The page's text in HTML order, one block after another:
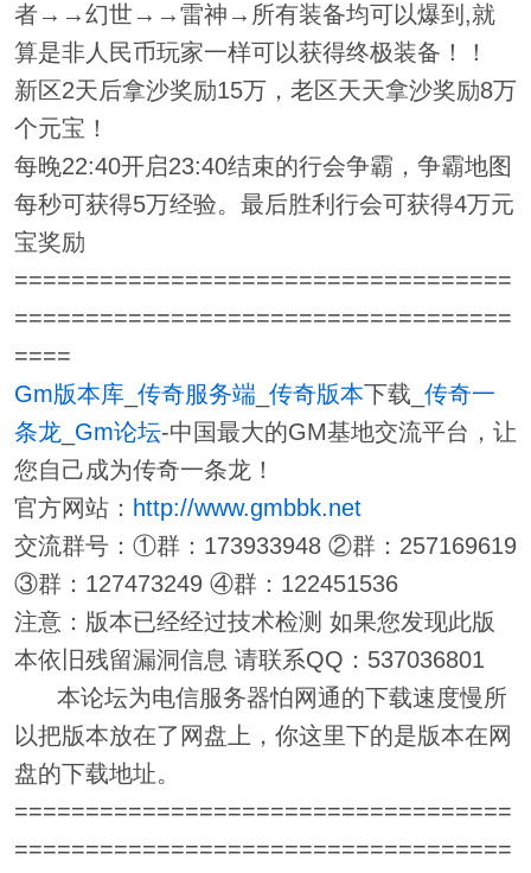
者→→幻世→→雷神→所有装备均可以爆到,就
算是非人民币玩家一样可以获得终极装备！！
新区2天后拿沙奖励15万，老区天天拿沙奖励8万
个元宝！
每晚22:40开启23:40结束的行会争霸，争霸地图
每秒可获得5万经验。最后胜利行会可获得4万元
宝奖励
===================================
===================================
====
Gm版本库_ 传奇服务端 传奇版本下载_ 传奇一
条龙_ Gm论坛-中国最大的GM基地交流平台，让
您自己成为传奇一条龙！
官方网站： http://www.gmbbk.net
交流群号：①群：173933948 ②群：257169619
③群：127473249 ④群：122451536
注意：版本已经经过技术检测 如果您发现此版
本依旧残留漏洞信息 请联系QQ：537036801
本论坛为电信服务器怕网通的下载速度慢所
以把版本放在了网盘上，你这里下的是版本在网
盘的下载地址。
===================================
===================================